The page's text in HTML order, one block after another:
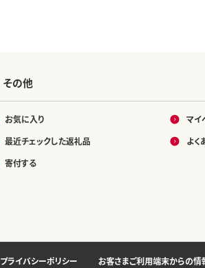
その他
お気に入り
最近チェックした返礼品
寄付する
マイ
よく
プライバシーポリシー お客さまご利用端末からの